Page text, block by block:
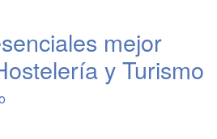
mejor
y Turismo